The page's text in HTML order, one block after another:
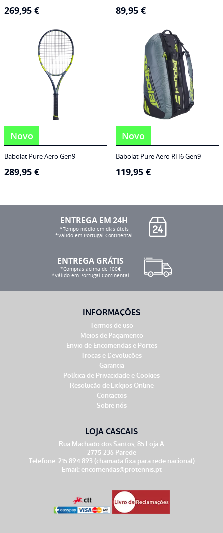
269,95 € 89,95 €
Novo
Babolat Pure Aero Gen9
289,95 €
Novo
Babolat Pure Aero RH6 Gen9
119,95 €
ENTREGA EM 24H
*Tempo médio em dias úteis
*Válido em Portugal Continental
ENTREGA GRÁTIS
*Compras acima de 100€
*Válido em Portugal Continental
INFORMAÇÕES
Termos de uso
Meios de Pagamento
Envio de Encomendas e Portes
Trocas e Devoluções
Garantia
Política de Privacidade e Cookies
Resolução de Litígios Online
Contactos
Sobre nós
LOJA CASCAIS
Rua Machado dos Santos, 85 Loja A
2775-236 Parede
Telefone: 215 894 893 (chamada fixa para rede nacional)
Email: encomendas@protennis.pt